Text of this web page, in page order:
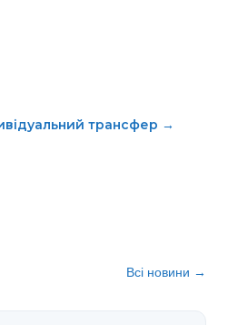
трансфер →
Всі новини →